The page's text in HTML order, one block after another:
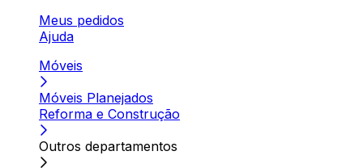
Meus pedidos
Ajuda
Móveis
Móveis Planejados
Reforma e Construção
Outros departamentos